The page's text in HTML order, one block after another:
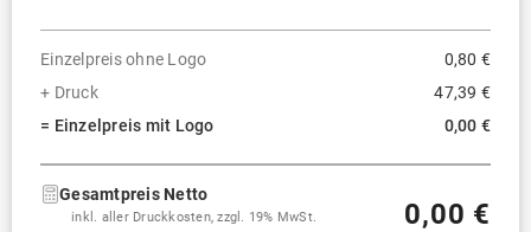
Einzelpreis ohne Logo
0,80 €
+ Druck
47,39 €
= Einzelpreis mit Logo
0,00 €
Gesamtpreis Netto
inkl. aller Druckkosten, zzgl. 19% MwSt. 0,00 €